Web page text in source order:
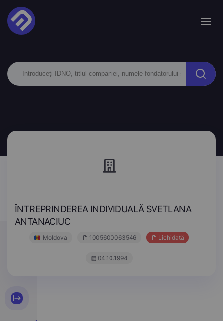
ÎNTREPRINDEREA INDIVIDUALĂ SVETLANA
ANTANACIUC
Moldova 1005600063546 Lichidată
04.10.1994